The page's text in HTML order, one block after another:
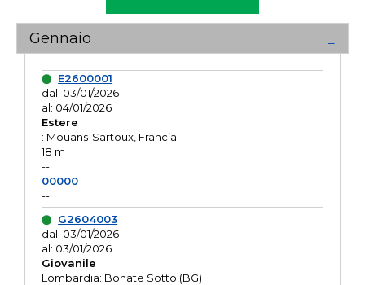
Gennaio
E2600001
dal: 03/01/2026
al: 04/01/2026
Estere
: Mouans-Sartoux, Francia
18 m
--
00000-
--
G2604003
dal: 03/01/2026
al: 03/01/2026
Giovanile
Lombardia: Bonate Sotto (BG)